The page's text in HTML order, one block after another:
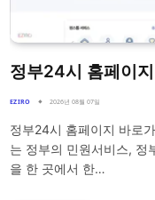
정부24시 홈페이지
EZIRO 2026년 08월 07일
정부24시 홈페이지 바로
는 정부의 민원서비스, 정
을 한 곳에서 한…